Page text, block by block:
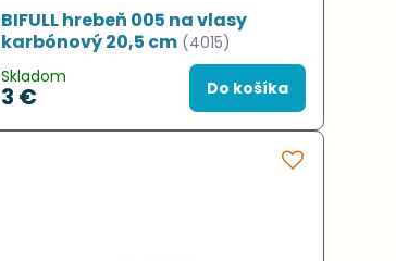
BIFULL hrebeň 005 na vlasy
karbónový 20,5 cm (4015)
Skladom
3 € Do košíka